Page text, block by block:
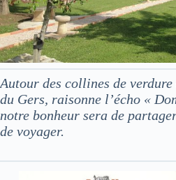
Autour des collines de
du Gers, raisonne l’écho «
notre bonheur sera de
de voyager.